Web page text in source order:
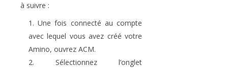
à suivre :
Une fois connecté au compte
avec lequel vous avez créé votre
Amino, ouvrez ACM.
Sélectionnez l’onglet